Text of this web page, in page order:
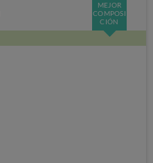
MEJOR
COMPOSI
CIÓN